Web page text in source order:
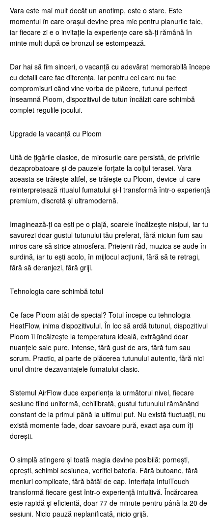
Vara este mai mult decât un anotimp, este o stare. Este
momentul în care orașul devine prea mic pentru planurile tale,
iar fiecare zi e o invitație la experiențe care să-ți rămână în
minte mult după ce bronzul se estompează.
Dar hai să fim sinceri, o vacanță cu adevărat memorabilă începe
cu detalii care fac diferența. Iar pentru cei care nu fac
compromisuri când vine vorba de plăcere, tutunul perfect
înseamnă Ploom, dispozitivul de tutun încălzit care schimbă
complet regulile jocului.
Upgrade la vacanță cu Ploom
Uită de țigările clasice, de mirosurile care persistă, de privirile
dezaprobatoare și de pauzele forțate la colțul terasei. Vara
aceasta se trăiește altfel, se trăiește cu Ploom, device-ul care
reinterpretează ritualul fumatului și-l transformă într-o experiență
premium, discretă și ultramodernă.
Imaginează-ți ca ești pe o plajă, soarele încălzește nisipul, iar tu
savurezi doar gustul tutunului tău preferat, fără niciun fum sau
miros care să strice atmosfera. Prietenii râd, muzica se aude în
surdină, iar tu ești acolo, în mijlocul acțiunii, fără să te retragi,
fără să deranjezi, fără griji.
Tehnologia care schimbă totul
Ce face Ploom atât de special? Totul începe cu tehnologia
HeatFlow, inima dispozitivului. În loc să ardă tutunul, dispozitivul
Ploom îl încălzește la temperatura ideală, extrăgând doar
nuanțele sale pure, intense, fără gust de ars, fără fum sau
scrum. Practic, ai parte de plăcerea tutunului autentic, fără nici
unul dintre dezavantajele fumatului clasic.
Sistemul AirFlow duce experiența la următorul nivel, fiecare
sesiune fiind uniformă, echilibrată, gustul tutunului rămânând
constant de la primul până la ultimul puf. Nu există fluctuații, nu
există momente fade, doar savoare pură, exact așa cum îți
dorești.
O simplă atingere și toată magia devine posibilă: pornești,
oprești, schimbi sesiunea, verifici bateria. Fără butoane, fără
meniuri complicate, fără bătăi de cap. Interfața IntuiTouch
transformă fiecare gest într-o experiență intuitivă. Încărcarea
este rapidă și eficientă, doar 77 de minute pentru până la 20 de
sesiuni. Nicio pauză neplanificată, nicio grijă.